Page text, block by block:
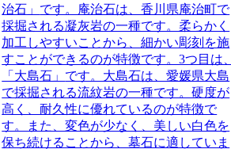
治石」 です。庵治石は、香川県庵治町で
採掘される凝灰岩の一種です。柔らかく
加工しやすいことから、細かい彫刻を施
すことができるのが特徴です。3つ目は、
「大島石」 です。大島石は、愛媛県大島
で採掘される流紋岩の一種です。硬度が
高く、耐久性に優れているのが特徴で
す。また、変色が少なく、美しい白色を
保ち続けることから、墓石に適していま